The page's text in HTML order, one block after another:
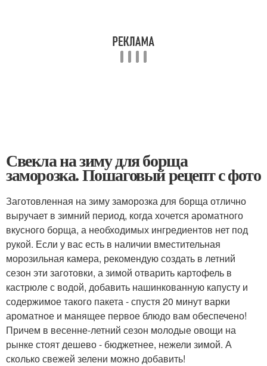
Свекла на зиму для борща
заморозка. Пошаговый рецепт с фото
Заготовленная на зиму заморозка для борща отлично
выручает в зимний период, когда хочется ароматного
вкусного борща, а необходимых ингредиентов нет под
рукой. Если у вас есть в наличии вместительная
морозильная камера, рекомендую создать в летний
сезон эти заготовки, а зимой отварить картофель в
кастрюле с водой, добавить нашинкованную капусту и
содержимое такого пакета - спустя 20 минут варки
ароматное и манящее первое блюдо вам обеспечено!
Причем в весенне-летний сезон молодые овощи на
рынке стоят дешево - бюджетнее, нежели зимой. А
сколько свежей зелени можно добавить!